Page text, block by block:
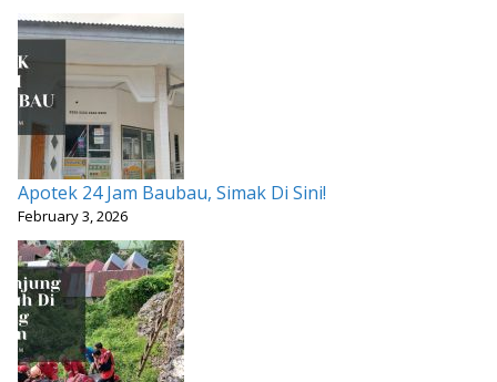
Apotek 24 Jam Baubau, Simak Di Sini!
February 3, 2026